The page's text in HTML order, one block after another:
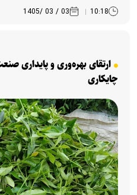
10:18
03 / 03 /1405
ارتقای بهره‌وری و پایداری
چایکاری